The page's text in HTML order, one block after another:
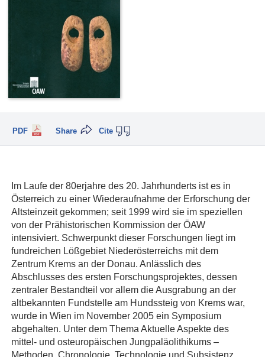
PDF Cite
Share
Im Laufe der 80erjahre des 20. Jahrhunderts ist es in
Österreich zu einer Wiederaufnahme der Erforschung der
Altsteinzeit gekommen; seit 1999 wird sie im speziellen
von der Prähistorischen Kommission der ÖAW
intensiviert. Schwerpunkt dieser Forschungen liegt im
fundreichen Lößgebiet Niederösterreichs mit dem
Zentrum Krems an der Donau. Anlässlich des
Abschlusses des ersten Forschungsprojektes, dessen
zentraler Bestandteil vor allem die Ausgrabung an der
altbekannten Fundstelle am Hundssteig von Krems war,
wurde in Wien im November 2005 ein Symposium
abgehalten. Unter dem Thema Aktuelle Aspekte des
mittel- und osteuropäischen Jungpaläolithikums –
Methoden, Chronologie, Technologie und Subsistenz